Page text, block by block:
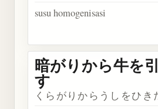
susu homogenisasi
暗がりから牛を
す
くらがりからうしをひき